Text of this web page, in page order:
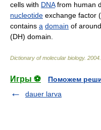
cells with DNAfrom human
nucleotide exchange factor
contains a domain of
(DH) domain.
Dictionary of molecular biology. 2004
Игры ⚽
Поможем
dauer larva